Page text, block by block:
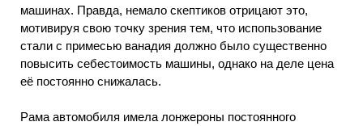
машинах. Правда, немало скептиков отрицают это,
мотивируя свою точку зрения тем, что испопьзование
стали с примесью ванадия должно было существенно
повысить себестоимость машины, однако на деле цена
её постоянно снижалась.
Рама автомобиля имела лонжероны постоянного